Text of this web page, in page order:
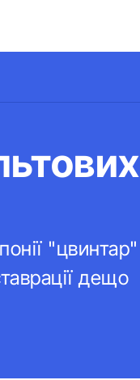
"цвинтар"
дещо